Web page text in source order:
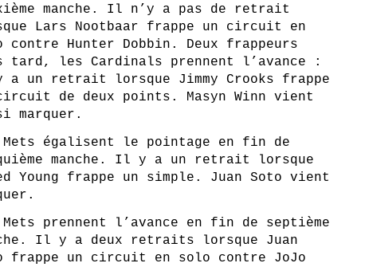
manche. Il n’y a pas de retrait
Lars Nootbaar frappe un circuit en
contre Hunter Dobbin. Deux frappeurs
tard, les Cardinals prennent l’avance :
un retrait lorsque Jimmy Crooks frappe
de deux points. Masyn Winn vient
marquer.
Mets égalisent le pointage en fin de
manche. Il y a un retrait lorsque
Young frappe un simple. Juan Soto vient
Mets prennent l’avance en fin de septième
Il y a deux retraits lorsque Juan
frappe un circuit en solo contre JoJo